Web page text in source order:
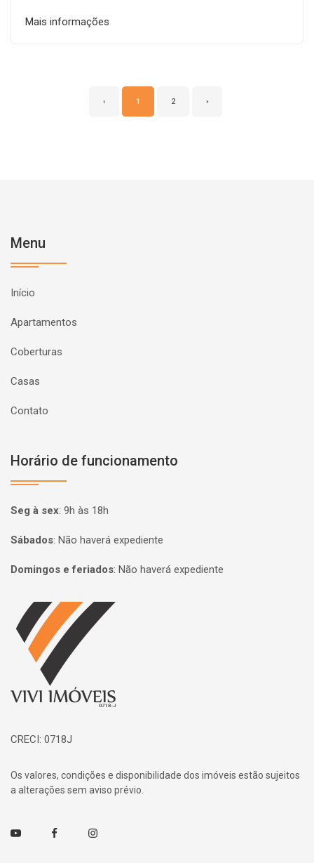
Mais informações
‹ 1 2 ›
Menu
Início
Apartamentos
Coberturas
Casas
Contato
Horário de funcionamento
Seg à sex: 9h às 18h
Sábados: Não haverá expediente
Domingos e feriados: Não haverá expediente
Página inicial
CRECI: 0718J
Os valores, condições e disponibilidade dos imóveis estão sujeitos
a alterações sem aviso prévio.
Youtube FacebookInstagram